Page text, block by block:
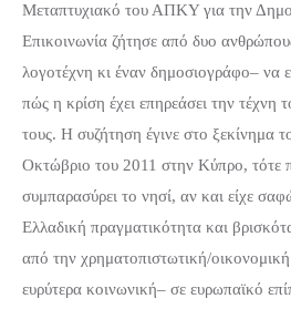
Μεταπτυχιακό του ΑΠΚΥ για την
Επικοινωνία ζήτησε από δυο
λογοτέχνη κι έναν δημοσιογράφο– να
πώς η κρίση έχει επηρεάσει την τέχνη
τους. Η συζήτηση έγινε στο ξεκίνημα
Οκτώβριο του 2011 στην Κύπρο, τότε
συμπαρασύρει το νησί, αν και είχε
Ελλαδική πραγματικότητα και
από την χρηματοπιστωτική/
ευρύτερα κοινωνική– σε ευρωπαϊκό